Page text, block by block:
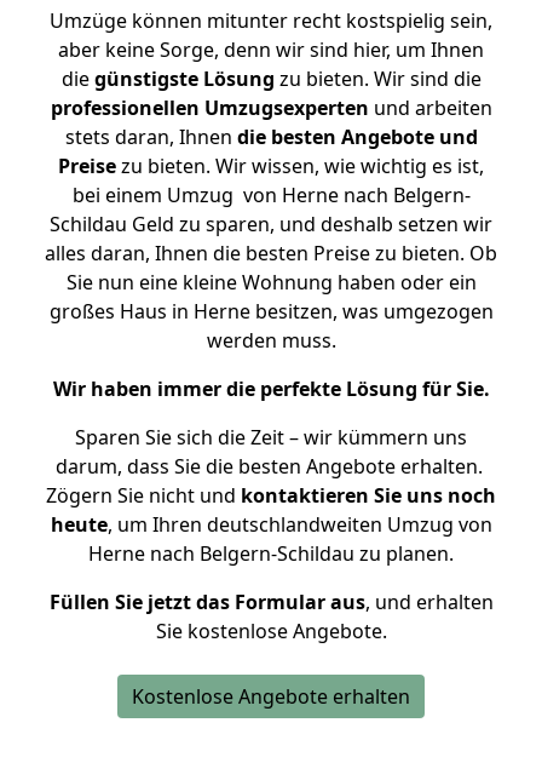
Umzüge können mitunter recht kostspielig sein,
aber keine Sorge, denn wir sind hier, um Ihnen
diegünstigste Lösung zu bieten. Wir sind die
professionellen Umzugsexperten und arbeiten
stets daran, Ihnen die besten Angebote und
Preisezu bieten. Wir wissen, wie wichtig es ist,
bei einem Umzug von Herne nach Belgern-
Schildau Geld zu sparen, und deshalb setzen wir
alles daran, Ihnen die besten Preise zu bieten. Ob
Sie nun eine kleine Wohnung haben oder ein
großes Haus in Herne besitzen, was umgezogen
werden muss.
Wir haben immer die perfekte Lösung für Sie.
Sparen Sie sich die Zeit – wir kümmern uns
darum, dass Sie die besten Angebote erhalten.
Zögern Sie nicht und kontaktieren Sie uns noch
heute, um Ihren deutschlandweiten Umzug von
Herne nach Belgern-Schildau zu planen.
Füllen Sie jetzt das Formular aus, und erhalten
Sie kostenlose Angebote.
Kostenlose Angebote erhalten